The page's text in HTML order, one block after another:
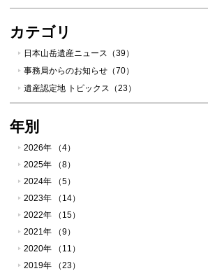
カテゴリ
日本山岳遺産ニュース（39）
事務局からのお知らせ（70）
遺産認定地 トピックス（23）
年別
2026年 （4）
2025年 （8）
2024年 （5）
2023年 （14）
2022年 （15）
2021年 （9）
2020年 （11）
2019年 （23）